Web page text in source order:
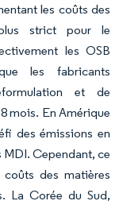
les coûts des
strict pour le
les OSB
les fabricants
et de
mois. En Amérique
des émissions en
MDI. Cependant, ce
des matières
La Corée du Sud,